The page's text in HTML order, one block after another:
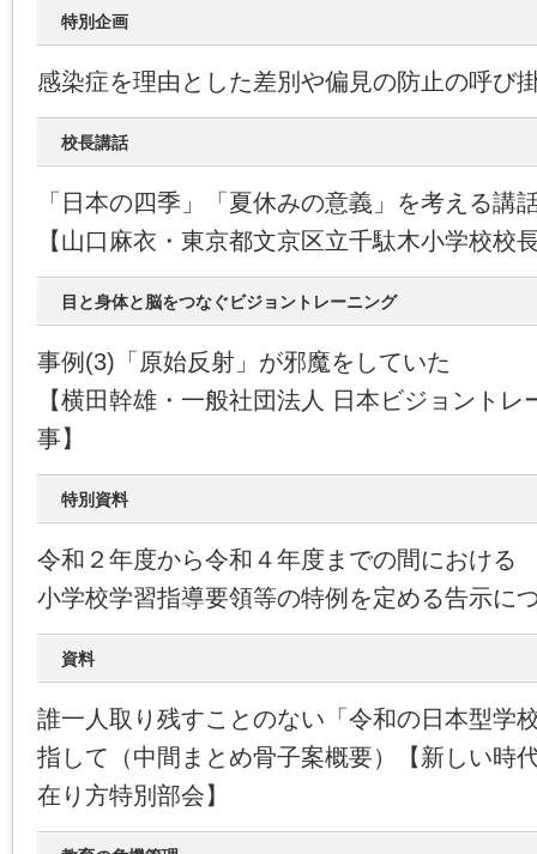
特別企画
感染症を理由とした差別や偏見の防止の呼び
校長講話
「日本の四季」「夏休みの意義」を考える講
【山口麻衣・東京都文京区立千駄木小学校校
目と身体と脳をつなぐビジョントレーニング
事例(3)「原始反射」が邪魔をしていた
【横田幹雄・一般社団法人 日本ビジョント
事】
特別資料
令和２年度から令和４年度までの間における
小学校学習指導要領等の特例を定める告示に
資料
誰一人取り残すことのない「令和の日本型学
指して（中間まとめ骨子案概要）【新しい時
在り方特別部会】